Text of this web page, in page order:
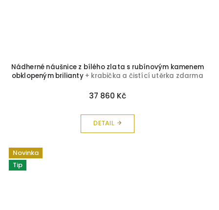
Nádherné náušnice z bílého zlata s rubínovým kamenem
obklopeným brilianty + krabička a čistící utěrka zdarma
37 860 Kč
DETAIL
Novinka
Tip